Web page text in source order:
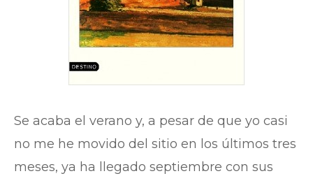
Se acaba el verano y, a pesar de que yo casi
no me he movido del sitio en los últimos tres
meses, ya ha llegado septiembre con sus